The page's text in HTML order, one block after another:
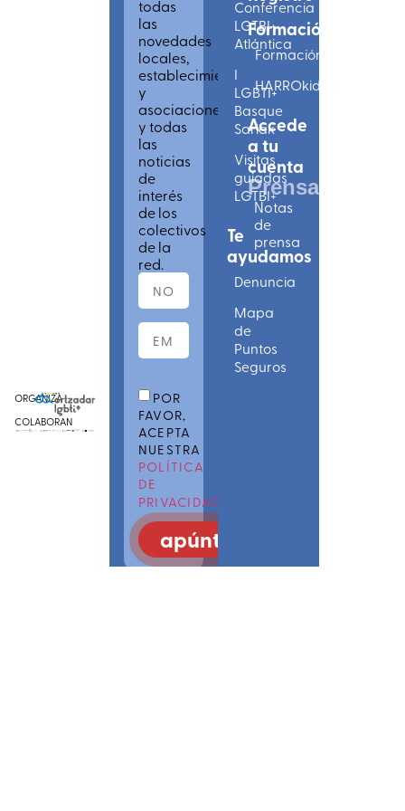
ORGANIZA
COLABORAN
todas
las
novedades
locales,
establecimientos
y
asociaciones
y todas
las
noticias
de
interés
de los
colectivos
de la
red.
POR
FAVOR,
ACEPTA
NUESTRA
POLÍTICA
DE
PRIVACIDAD
apúntate
Conferencia
LGTBI+
Atlántica
I
LGBTI+
Basque
Sariak
Visitas
guiadas
LGTBI+
Te
ayudamos
Denuncia
Mapa
de
Puntos
Seguros
Formación
Formación
HARROkids
Accede
a tu
cuenta
Prensa
Notas
de
prensa